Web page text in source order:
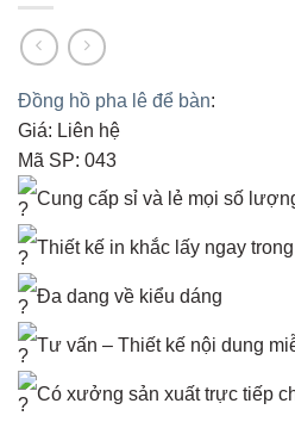
Đồng hồ pha lê để bàn:
Giá: Liên hệ
Mã SP: 043
Cung cấp sỉ và lẻ mọi số
Thiết kế in khắc lấy ngay
Đa dang về kiểu dáng
Tư vấn – Thiết kế nội dung
Có xưởng sản xuất trực tiếp